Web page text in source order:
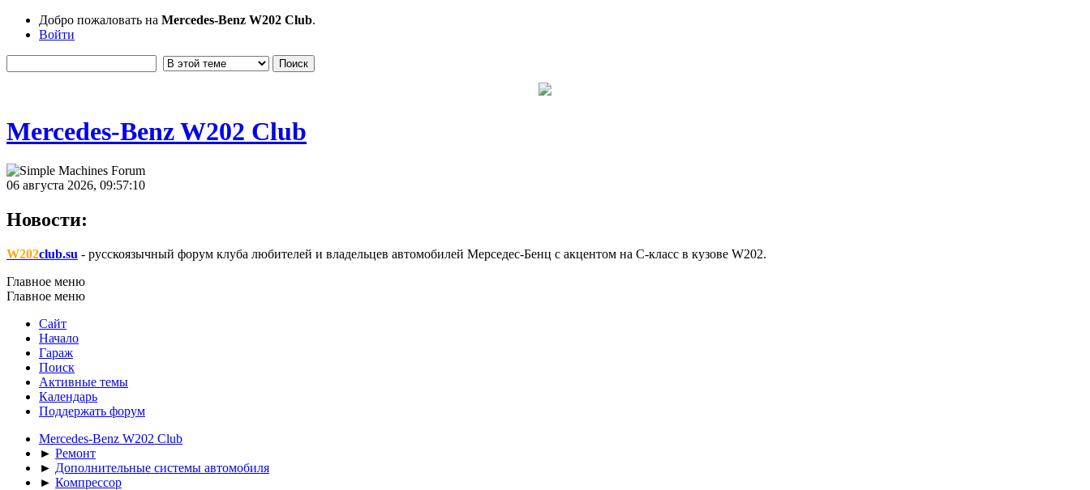
Добро пожаловать на Mercedes-Benz W202 Club.
Войти
Mercedes-Benz W202 Club
06 августа 2026, 09:57:10
Новости:
W202club.su - русскоязычный форум клуба любителей и владельцев автомобилей Мерседес-Бенц с акцентом на C-класс в кузове W202.
Главное меню
Главное меню
Сайт
Начало
Гараж
Поиск
Активные темы
Календарь
Поддержать форум
Mercedes-Benz W202 Club
► Ремонт
► Дополнительные системы автомобиля
► Компрессор